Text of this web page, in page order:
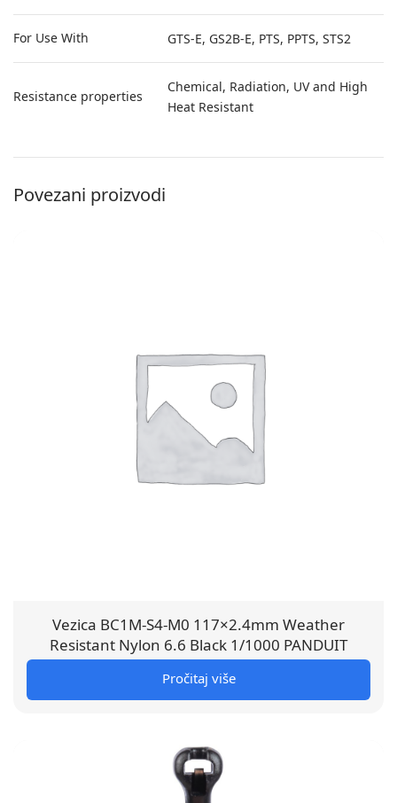
For Use With GTS-E, GS2B-E, PTS, PPTS, STS2
Resistance properties
Chemical, Radiation, UV and High
Heat Resistant
Povezani proizvodi
Vezica BC1M-S4-M0 117×2.4mm Weather
Resistant Nylon 6.6 Black 1/1000 PANDUIT
Pročitaj više